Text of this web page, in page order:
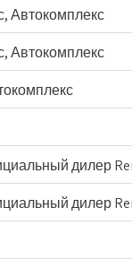
Автокомплекс
Автокомплекс
дилер
дилер